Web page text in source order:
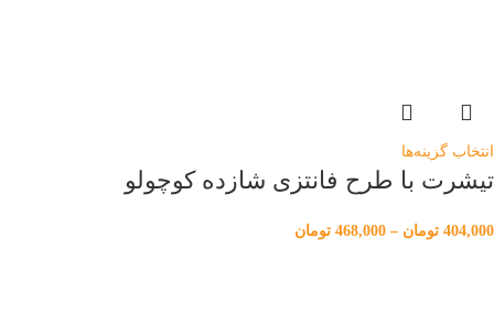
انتخاب گزینه‌ها
تیشرت با طرح فانتزی شازده کوچولو
404,000 تومان –
468,000 تومان